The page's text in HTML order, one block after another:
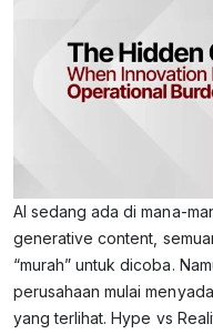
AI sedang ada di mana-
generative content,
“murah” untuk dicoba.
perusahaan mulai
yang terlihat. Hype vs